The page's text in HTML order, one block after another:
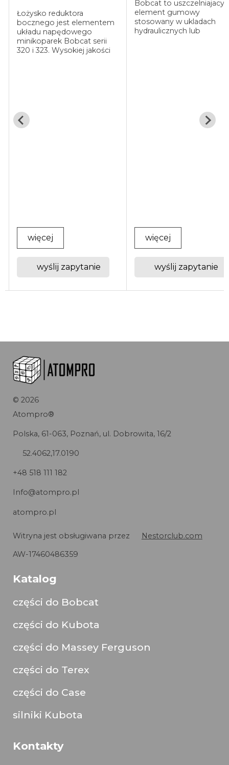
Łożysko reduktora
bocznego jest elementem
układu napędowego
minikoparek Bobcat serii
320 i 323. Wysokiej jakości
więcej
wyślij zapytanie
Bobcat to uszczelniajacy
element gumowy
stosowany w ukladach
hydraulicznych lub
więcej
wyślij zapytanie
© 2026
Atompro®
Polska, 61-063, Poznań, ul. Dobrowita, 16/2
52.4062,17.0190
+48 518 111 182
Info@atompro.pl
atompro.pl
Witryna jest obsługiwana przez
Nestorclub.com
AW-17460486359
Katalog
części do Bobcat
części do Kubota
części do Massey Ferguson
części do Terex
części do Case
silniki Kubota
Kontakty